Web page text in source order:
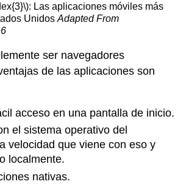
: Las aplicaciones móviles más
Unidos Adapted From
ser navegadores
de las aplicaciones son
acceso en una pantalla de inicio.
el sistema operativo del
velocidad que viene con eso y
localmente.
nativas.